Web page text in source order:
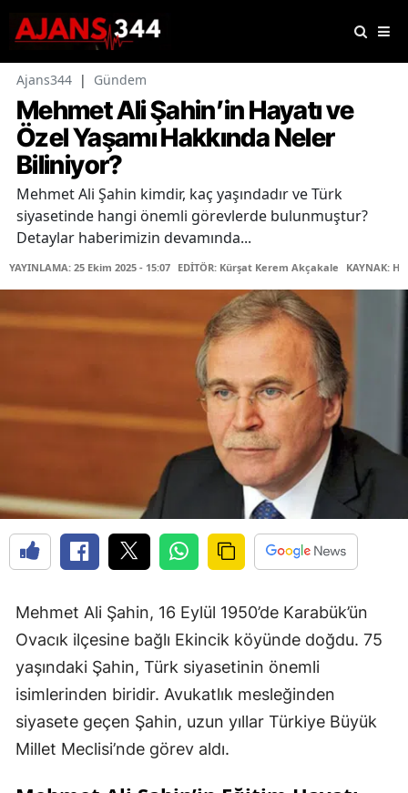
Ajans344 | Gündem
Mehmet Ali Şahin’in Hayatı ve
Özel Yaşamı Hakkında Neler
Biliniyor?
Mehmet Ali Şahin kimdir, kaç yaşındadır ve Türk
siyasetinde hangi önemli görevlerde bulunmuştur?
Detaylar haberimizin devamında...
YAYINLAMA: 25 Ekim 2025 - 15:07 EDİTÖR: Kürşat Kerem Akçakale KAYNAK:
Mehmet Ali Şahin, 16 Eylül 1950’de Karabük’ün
Ovacık ilçesine bağlı Ekincik köyünde doğdu. 75
yaşındaki Şahin, Türk siyasetinin önemli
isimlerinden biridir. Avukatlık mesleğinden
siyasete geçen Şahin, uzun yıllar Türkiye Büyük
Millet Meclisi’nde görev aldı.